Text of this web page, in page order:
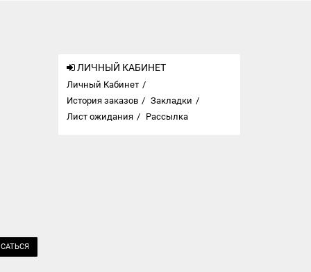
ЛИЧНЫЙ КАБИНЕТ
Личный Кабинет
История заказов
Закладки
Лист ожидания
Рассылка